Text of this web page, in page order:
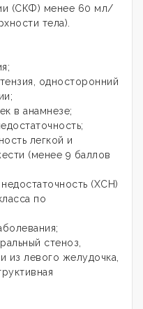
(СКФ) менее 60 мл/
тела).
односторонний
в анамнезе;
легкой и
(менее 9 баллов
(ХСН)
по
стеноз,
из левого желудочка,